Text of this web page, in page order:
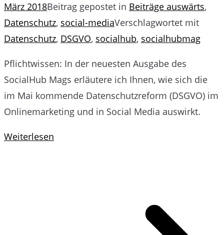
März 2018Beitrag gepostet in Beiträge auswärts,
Datenschutz, social-mediaVerschlagwortet mit
Datenschutz, DSGVO, socialhub, socialhubmag
Pflichtwissen: In der neuesten Ausgabe des
SocialHub Mags erläutere ich Ihnen, wie sich die
im Mai kommende Datenschutzreform (DSGVO) im
Onlinemarketing und in Social Media auswirkt.
Weiterlesen